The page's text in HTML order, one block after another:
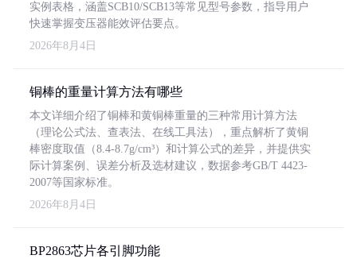
实例表格，涵盖SCB10/SCB13等常见型号参数，指导用户
快速掌握变压器能效评估要点。
2026年8月4日
铜棒的重量计算方法有哪些
本文详细介绍了铜棒和黄铜棒重量的三种常用计算方法
（理论公式法、查表法、在线工具法），重点解析了黄铜
棒密度取值（8.4-8.7g/cm³）和计算公式的差异，并提供实
际计算案例、误差分析及选材建议，数据参考GB/T 4423-
2007等国家标准。
2026年8月4日
BP2863芯片各引脚功能